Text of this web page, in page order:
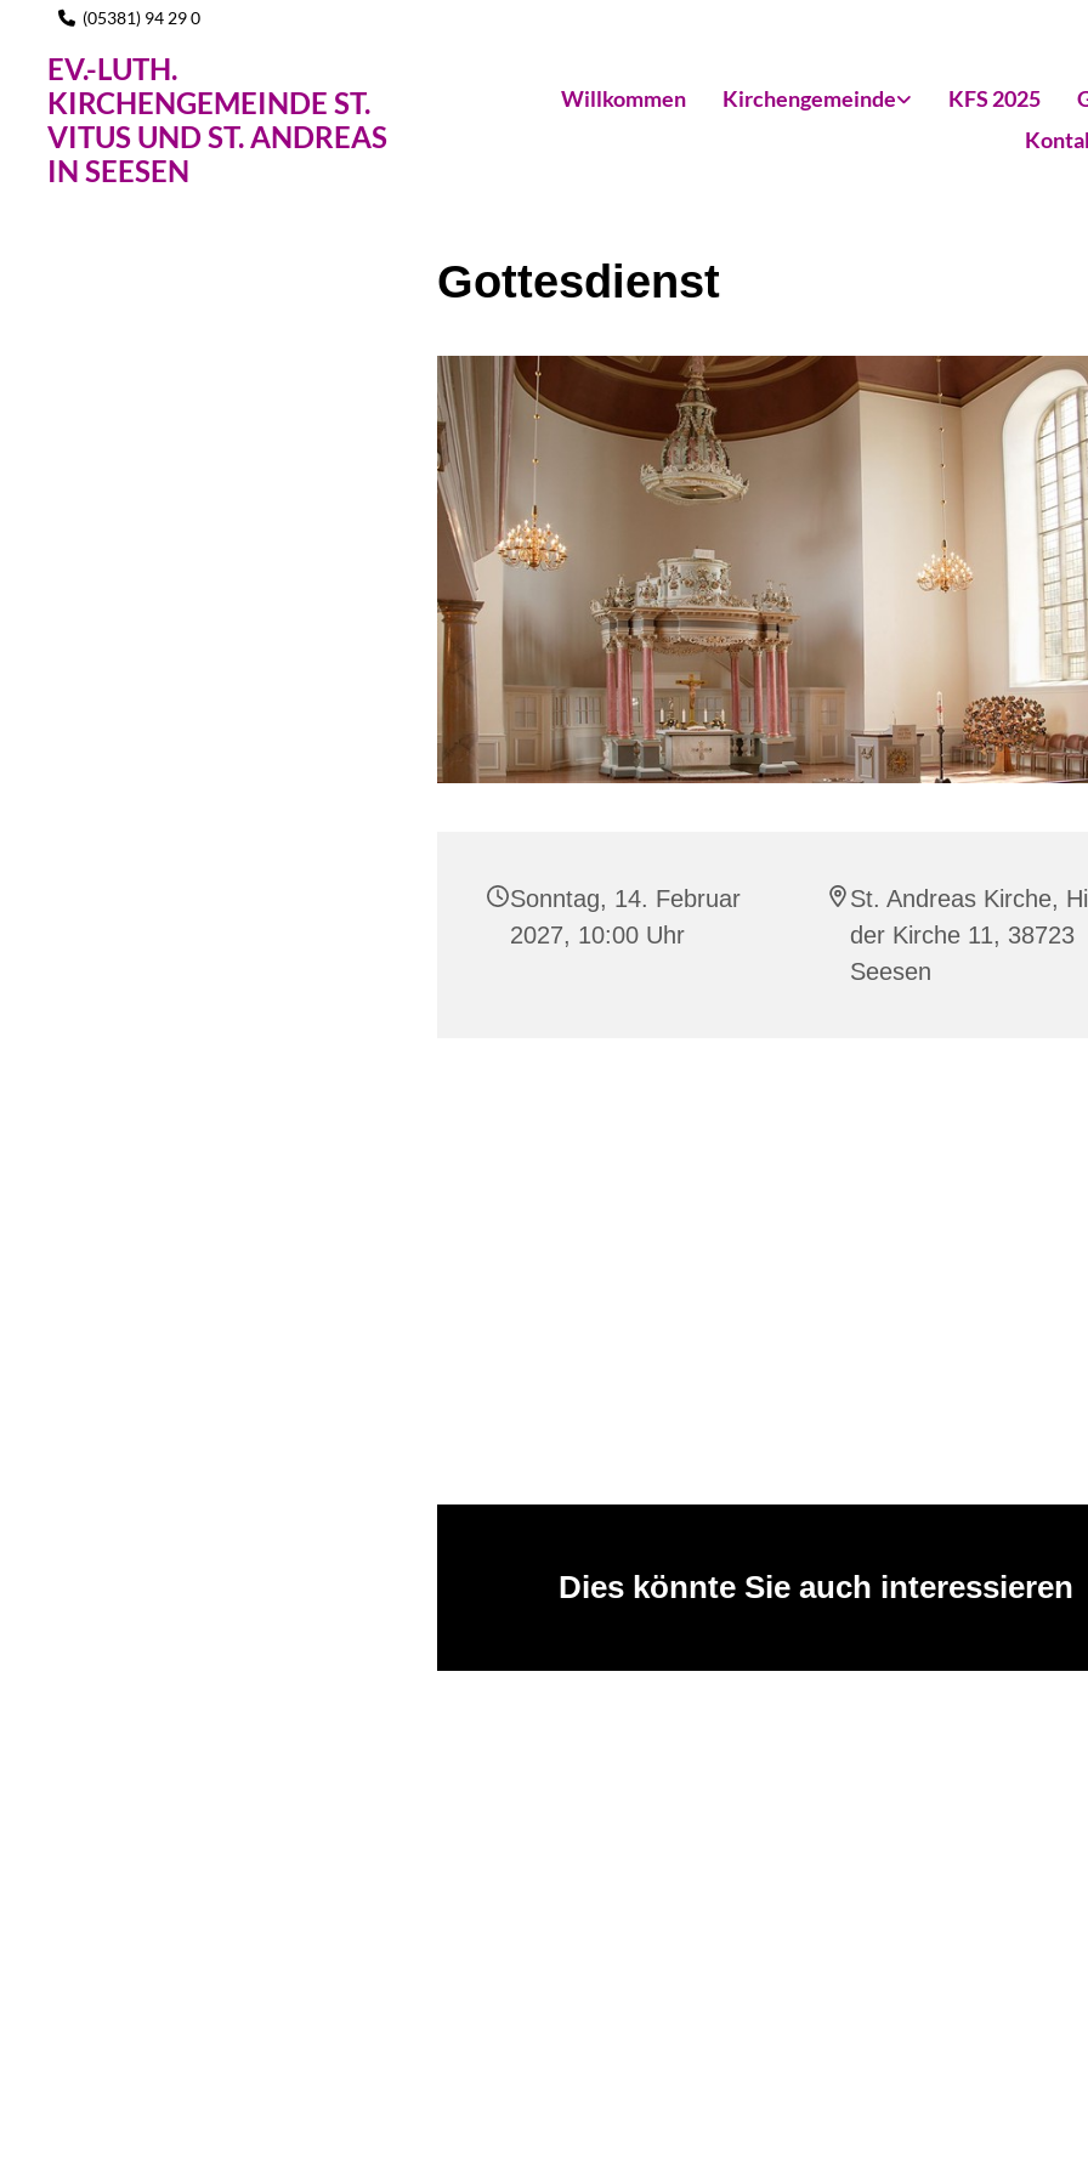
 (05381) 94 29 0
EV.-LUTH.
KIRCHENGEMEINDE ST.
VITUS UND ST. ANDREAS
IN SEESEN
Willkommen Kirchengemeinde KFS 2025
Gottesdienst
Sonntag, 14. Februar
2027, 10:00 Uhr
St. Andreas Kirche,
der Kirche 11, 38723
Seesen
Dies könnte Sie auch interessieren